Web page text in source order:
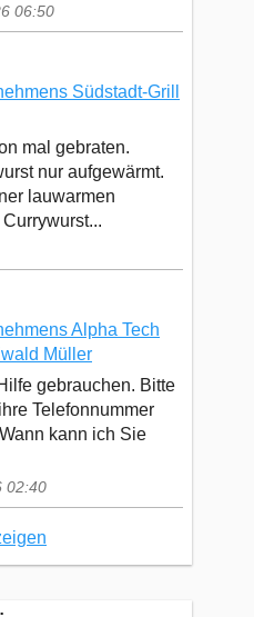
06:50
Südstadt-Grill
mal gebraten.
nur aufgewärmt.
lauwarmen
Alpha Tech
Müller
gebrauchen. Bitte
Telefonnummer
kann ich Sie
02:40